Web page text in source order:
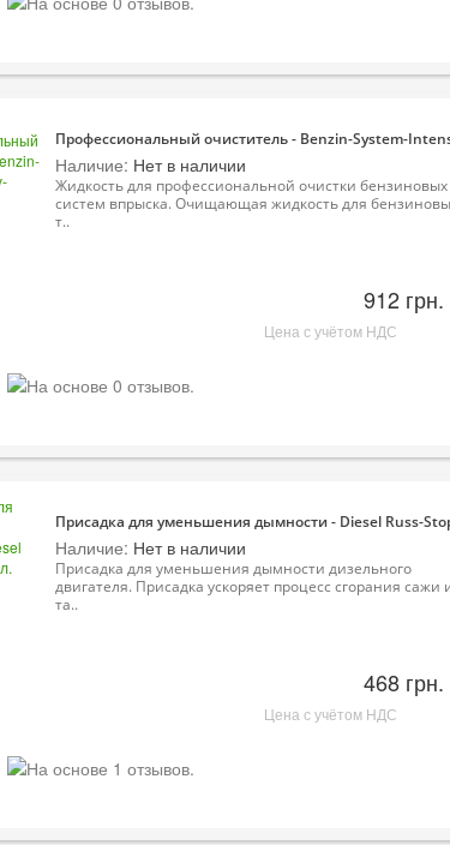
Профессиональный очиститель - Benzin-System-
Наличие: Нет в наличии
Жидкость для профессиональной очистки бензиновых
систем впрыска. Очищающая жидкость для
т..
912 грн.
Цена с учётом НДС
Присадка для уменьшения дымности - Diesel Russ-
Наличие: Нет в наличии
Присадка для уменьшения дымности дизельного
двигателя. Присадка ускоряет процесс сгорания сажи
та..
468 грн.
Цена с учётом НДС